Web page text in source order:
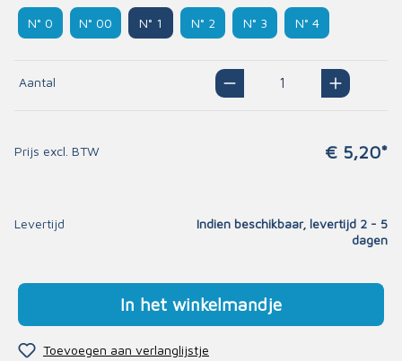
N° 0 N° 00 N° 1 N° 2 N° 3 N° 4
Aantal
Prijs excl. BTW € 5,20*
Levertijd
Indien beschikbaar, levertijd 2 - 5
dagen
In het winkelmandje
Toevoegen aan verlanglijstje